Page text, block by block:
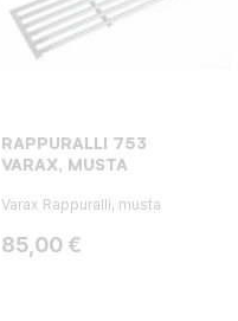
RAPPURALLI 753
VARAX, MUSTA
Varax Rappuralli, musta
Hinta
85,00 €